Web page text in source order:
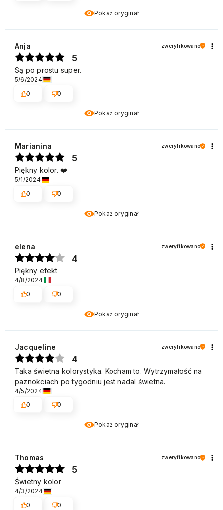
Pokaż oryginał
Pokaż oryginał
Anja zweryfikowano
5
Są po prostu super.
5/6/2024
0
0
Pokaż oryginał
Marianina zweryfikowano
5
Piękny kolor. ❤️
5/1/2024
0
0
Pokaż oryginał
elena zweryfikowano
4
Piękny efekt
4/8/2024
0
0
Pokaż oryginał
Jacqueline zweryfikowano
4
Taka świetna kolorystyka. Kocham to. Wytrzymałość na
paznokciach po tygodniu jest nadal świetna.
4/5/2024
0
0
Thomas zweryfikowano
5
Świetny kolor
4/3/2024
0
0